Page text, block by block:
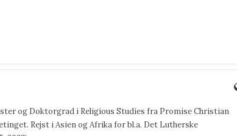
og Doktorgrad i Religious Studies fra Promise Christian
Rejst i Asien og Afrika for bl.a. Det Lutherske